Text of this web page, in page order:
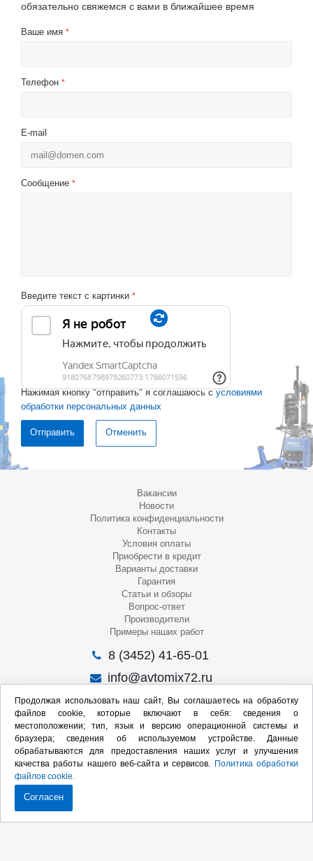
обязательно свяжемся с вами в ближайшее время
Ваше имя *
Телефон *
E-mail
Сообщение *
Введите текст с картинки *
Нажимая кнопку "отправить" я соглашаюсь с условиями
обработки персональных данных
Отменить
Вакансии
Новости
Политика конфиденциальности
Контакты
Условия оплаты
Приобрести в кредит
Варианты доставки
Гарантия
Статьи и обзоры
Вопрос-ответ
Производители
Примеры наших работ
8 (3452) 41-65-01
info@avtomix72.ru
г. Тюмень, ул. 50 лет Октября, 120
Пн-Пт
: 09:00 – 19:00
Сб: 10:00 – 17:00
Вс: Выходной
Мы в социальных сетях:
Продолжая использовать наш сайт, Вы соглашаетесь на обработку
файлов cookie, которые включают в себя: сведения о
местоположении; тип, язык и версию операционной системы и
браузера; сведения об используемом устройстве. Данные
обрабатываются для предоставления наших услуг и улучшения
качества работы нашего веб-сайта и сервисов. Политика обработки
файлов cookie.
Согласен